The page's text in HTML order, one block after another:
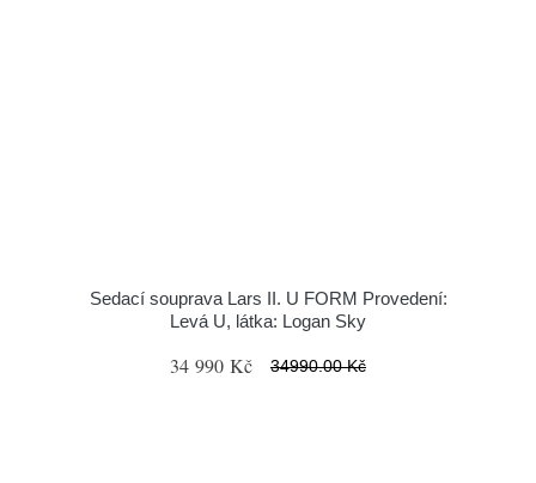
Sedací souprava Lars II. U FORM Provedení:
Levá U, látka: Logan Sky
34 990 Kč 34990.00 Kč